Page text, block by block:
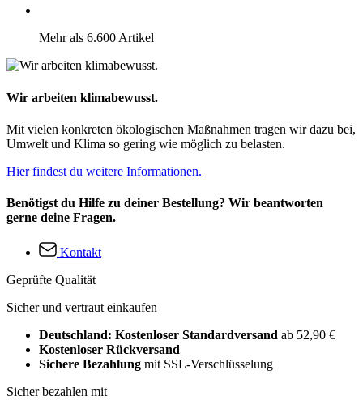
Mehr als 6.600 Artikel
Wir arbeiten klimabewusst.
Mit vielen konkreten ökologischen Maßnahmen tragen wir dazu bei,
Umwelt und Klima so gering wie möglich zu belasten.
Hier findest du weitere Informationen.
Benötigst du Hilfe zu deiner Bestellung? Wir beantworten
gerne deine Fragen.
Kontakt
Geprüfte Qualität
Sicher und vertraut einkaufen
Deutschland: Kostenloser Standardversand ab 52,90 €
Kostenloser Rückversand
Sichere Bezahlung mit SSL-Verschlüsselung
Sicher bezahlen mit